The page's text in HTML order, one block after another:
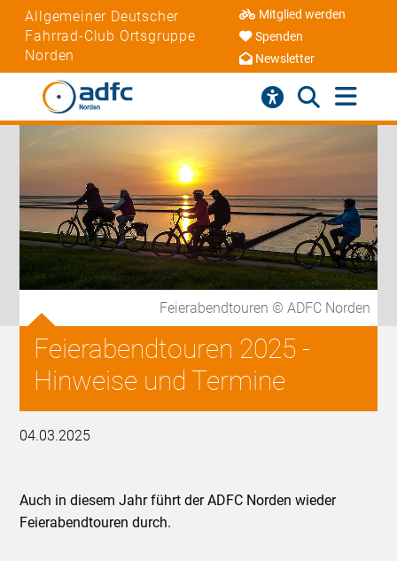
Allgemeiner Deutscher
Fahrrad-Club Ortsgruppe
Norden
Mitglied werden
Spenden
Newsletter
Feierabendtouren © ADFC Norden
Feierabendtouren 2025 -
Hinweise und Termine
04.03.2025
Auch in diesem Jahr führt der ADFC Norden wieder
Feierabendtouren durch.